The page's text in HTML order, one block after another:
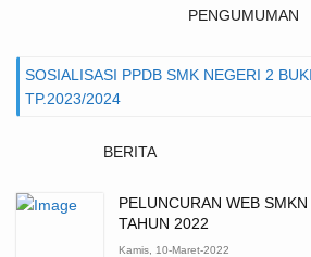
PENGUMUMAN
SOSIALISASI PPDB SMK NEGERI 2
TP.2023/2024
BERITA
PELUNCURAN WEB
TAHUN 2022
Kamis, 10-Maret-2022